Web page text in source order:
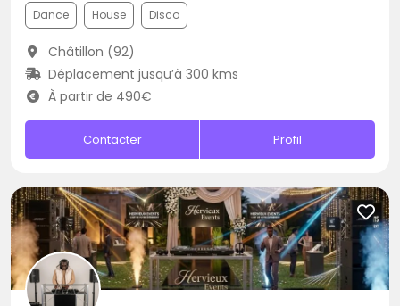
Dance House Disco
Châtillon (92)
Déplacement jusqu’à 300 kms
À partir de 490€
Contacter Profil